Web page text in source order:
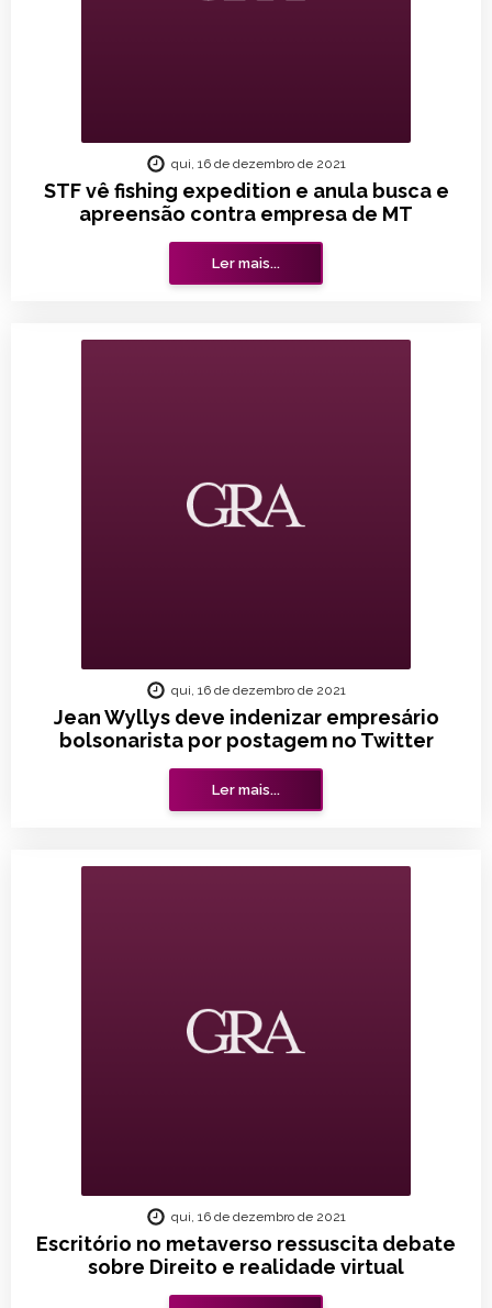
STF vê fishing expedition e anula busca e
apreensão contra empresa de MT
qui, 16 de dezembro de 2021
Ler mais...
Jean Wyllys deve indenizar empresário
bolsonarista por postagem no Twitter
qui, 16 de dezembro de 2021
Ler mais...
Escritório no metaverso ressuscita debate
sobre Direito e realidade virtual
qui, 16 de dezembro de 2021